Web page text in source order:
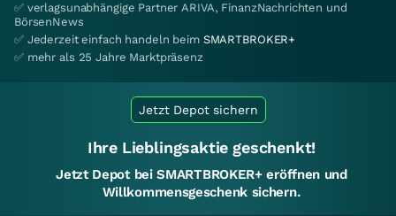
✅ verlagsunabhängige Partner ARIVA, FinanzNachrichten und
BörsenNews
✅ Jederzeit einfach handeln beim SMARTBROKER+
✅ mehr als 25 Jahre Marktpräsenz
Jetzt Depot sichern
Ihre Lieblingsaktie geschenkt!
Jetzt Depot bei SMARTBROKER+ eröffnen und
Willkommensgeschenk sichern.